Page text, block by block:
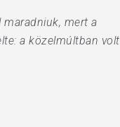
mert a
a közelmúltban volt